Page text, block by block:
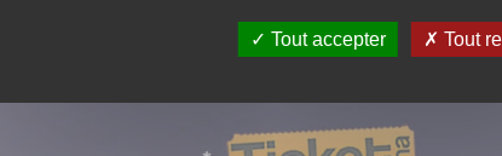
Tout accepter Tout